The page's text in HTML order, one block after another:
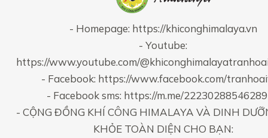
- Homepage: https://khiconghimalaya.vn
- Youtube:
https://www.youtube.com/
- Facebook: https://www.facebook.com/
- Facebook sms: https://m.me/
- CỘNG ĐỒNG KHÍ CÔNG HIMALAYA VÀ DINH
KHỎE TOÀN DIỆN CHO BẠN: